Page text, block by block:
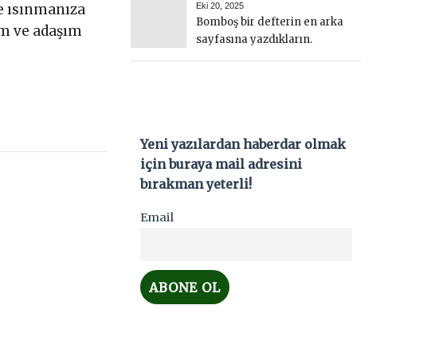
ve adaşım
Eki 20, 2025
Bomboş bir defterin en arka
sayfasına yazdıkların.
Yeni yazılardan haberdar olmak
için buraya mail adresini
bırakman yeterli!
Email